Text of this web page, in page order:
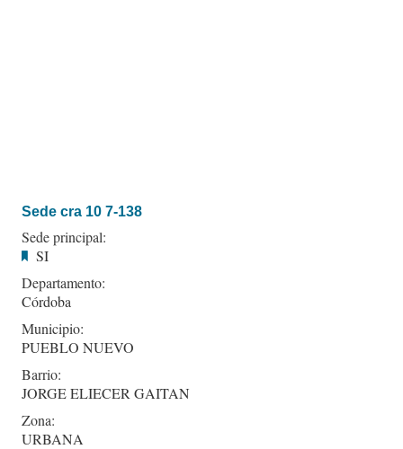
Sede cra 10 7-138
Sede principal:
SI
Departamento:
Córdoba
Municipio:
PUEBLO NUEVO
Barrio:
JORGE ELIECER GAITAN
Zona:
URBANA